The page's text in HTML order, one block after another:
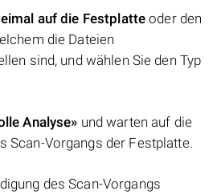
auf die Festplatte oder den
die Dateien
sind, und wählen Sie den Typ
Analyse» und warten auf die
Scan-Vorgangs der Festplatte.
des Scan-Vorgangs